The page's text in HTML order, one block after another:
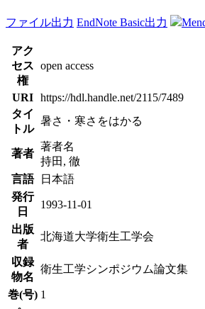
ファイル出力 EndNote Basic出力
アク
セス
権
open access
URI https://hdl.handle.net/2115/7489
タイ
トル
暑さ・寒さをはかる
著者
著者名
持田, 徹
言語
日本語
発行
日
1993-11-01
出版
者
北海道大学衛生工学会
収録
物名
衛生工学シンポジウム論文集
巻(号) 1